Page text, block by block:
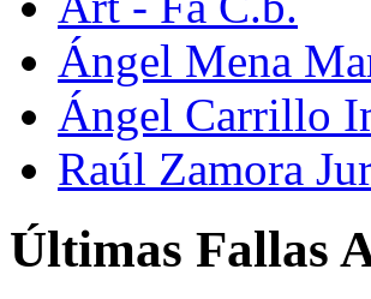
Ángel Mena
Ángel Carrillo
Raúl Zamora
Últimas Fallas